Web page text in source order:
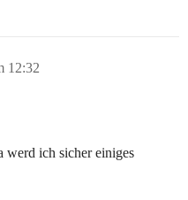
12:32
werd ich sicher einiges